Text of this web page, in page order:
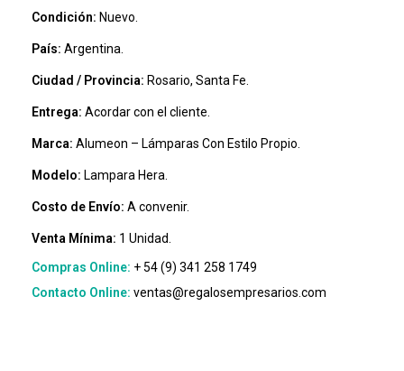
Condición: Nuevo.
País: Argentina.
Ciudad / Provincia: Rosario, Santa Fe.
Entrega: Acordar con el cliente.
Marca: Alumeon – Lámparas Con Estilo Propio.
Modelo: Lampara Hera.
Costo de Envío: A convenir.
Venta Mínima: 1 Unidad.
Compras Online: + 54 (9) 341 258 1749
Contacto Online: ventas@regalosempresarios.com